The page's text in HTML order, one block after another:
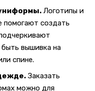
Логотипы и
помогают создать
вышивка на
спине.
Заказать
можно для